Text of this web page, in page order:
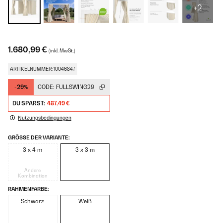
+2
1.680,99 € (inkl. MwSt.)
ARTIKELNUMMER: 10046847
-29% CODE: FULLSWING29
DU SPARST: 487,49 €
Nutzungsbedingungen
GRÖSSE DER VARIANTE:
3 x 4 m
Andere
Kombination
3 x 3 m
RAHMENFARBE:
Schwarz Weiß